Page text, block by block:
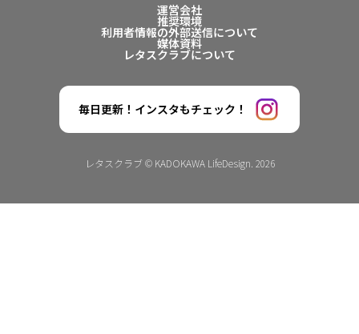
運営会社
推奨環境
利用者情報の外部送信について
媒体資料
レタスクラブについて
毎日更新！インスタもチェック！
レタスクラブ © KADOKAWA LifeDesign. 2026